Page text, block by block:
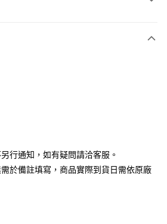
含以上)免運費
行通知，如有疑問請洽客服。
於備註填寫，商品實際到貨日需依原廠